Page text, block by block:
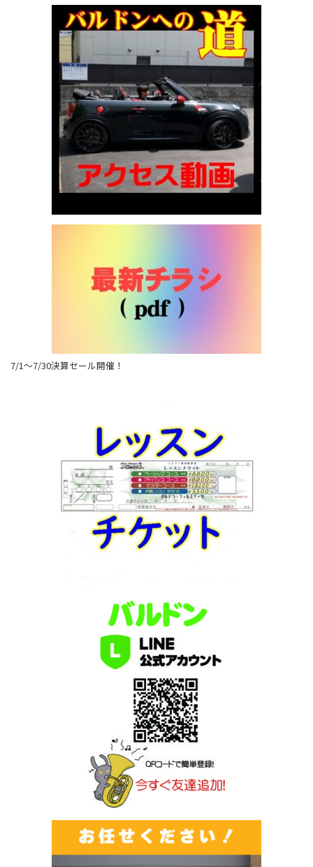
7/1～7/30決算セール開催！